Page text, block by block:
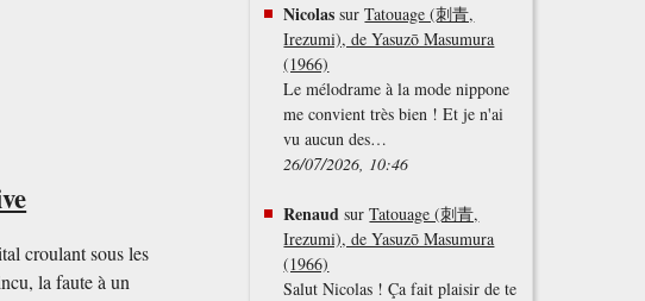
croulant sous les
la faute à un
Nicolas surTatouage (刺青,
Irezumi), de Yasuzō Masumura
(1966)
Le mélodrame à la mode nippone
me convient très bien ! Et je n'ai
vu aucun des…
26/07/2026, 10:46
Renaud surTatouage (刺青,
Irezumi), de Yasuzō Masumura
(1966)
Salut Nicolas ! Ça fait plaisir de te